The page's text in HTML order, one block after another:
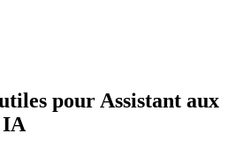
pour Assistant aux
IA